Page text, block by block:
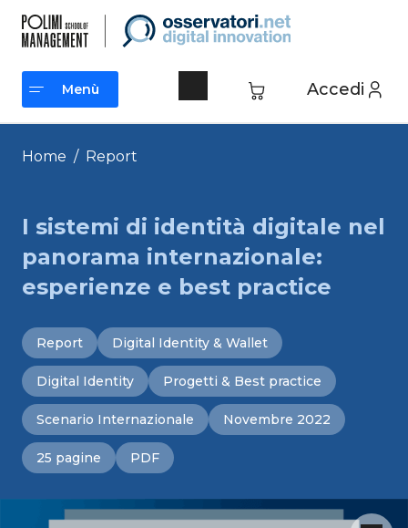
contenuto
Accedi
Menù
Menù
Home / Report
I sistemi di identità digitale nel
panorama internazionale:
esperienze e best practice
Report Digital Identity & Wallet
Digital Identity Progetti & Best practice
Scenario Internazionale Novembre 2022
25 pagine PDF